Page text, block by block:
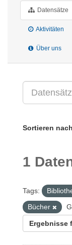
Datensätze
Aktivitäten
Über uns
Sortieren nach
1
Tags:
Bücher
Ergebnisse